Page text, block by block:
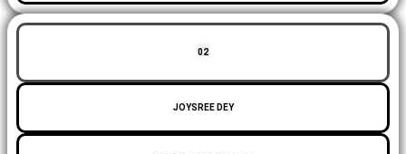
02
JOYSREE DEY